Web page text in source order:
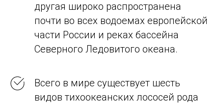
другая широко распространена
почти во всех водоемах европейской
части России и реках бассейна
Северного Ледовитого океана.
Всего в мире существует шесть
видов тихоокеанских лососей рода